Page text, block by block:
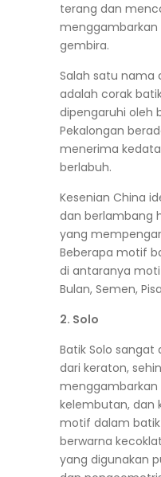
terang dan
menggambarkan
gembira.
Salah satu nama
adalah corak
dipengaruhi oleh
Pekalongan
menerima
berlabuh.
Kesenian China
dan berlambang
yang
Beberapa motif
di antaranya
Bulan, Semen,
2. Solo
Batik Solo
dari keraton,
menggambarkan
kelembutan, dan
motif dalam batik
berwarna
yang digunakan